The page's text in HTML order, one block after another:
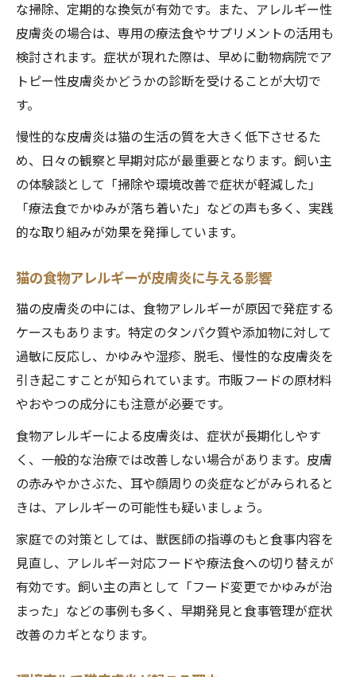
な掃除、定期的な換気が有効です。また、アレルギー性
皮膚炎の場合は、専用の療法食やサプリメントの活用も
検討されます。症状が現れた際は、早めに動物病院でア
トピー性皮膚炎かどうかの診断を受けることが大切で
す。
慢性的な皮膚炎は猫の生活の質を大きく低下させるた
め、日々の観察と早期対応が最重要となります。飼い主
の体験談として「掃除や環境改善で症状が軽減した」
「療法食でかゆみが落ち着いた」などの声も多く、実践
的な取り組みが効果を発揮しています。
猫の食物アレルギーが皮膚炎に与える影響
猫の皮膚炎の中には、食物アレルギーが原因で発症する
ケースもあります。特定のタンパク質や添加物に対して
過敏に反応し、かゆみや湿疹、脱毛、慢性的な皮膚炎を
引き起こすことが知られています。市販フードの原材料
やおやつの成分にも注意が必要です。
食物アレルギーによる皮膚炎は、症状が長期化しやす
く、一般的な治療では改善しない場合があります。皮膚
の赤みやかさぶた、耳や顔周りの炎症などがみられると
きは、アレルギーの可能性も疑いましょう。
家庭での対策としては、獣医師の指導のもと食事内容を
見直し、アレルギー対応フードや療法食への切り替えが
有効です。飼い主の声として「フード変更でかゆみが治
まった」などの事例も多く、早期発見と食事管理が症状
改善のカギとなります。